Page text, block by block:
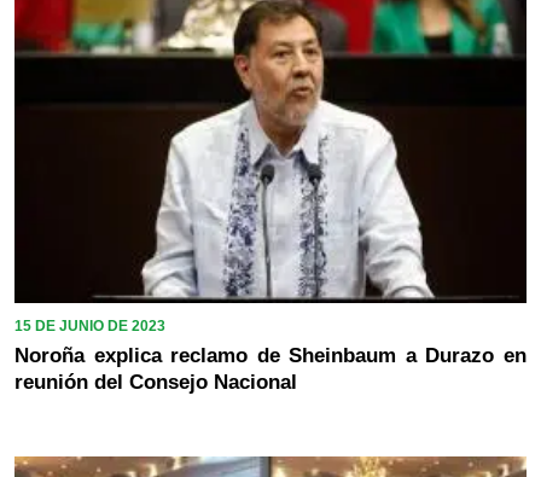
15 DE JUNIO DE 2023
Noroña explica reclamo de Sheinbaum a Durazo en
reunión del Consejo Nacional